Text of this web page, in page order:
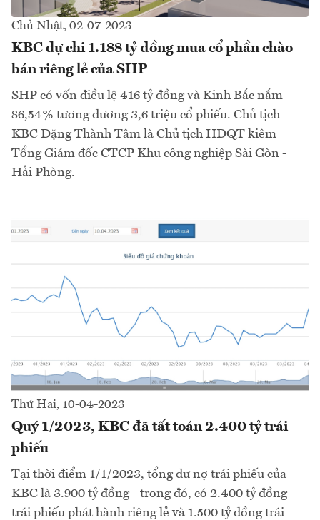
Chủ Nhật, 02-07-2023
KBC dự chi 1.188 tỷ đồng mua cổ phần chào
bán riêng lẻ của SHP
SHP có vốn điều lệ 416 tỷ đồng và Kinh Bắc nắm
86,54% tương đương 3,6 triệu cổ phiếu. Chủ tịch
KBC Đặng Thành Tâm là Chủ tịch HĐQT kiêm
Tổng Giám đốc CTCP Khu công nghiệp Sài Gòn -
Hải Phòng.
Thứ Hai, 10-04-2023
Quý 1/2023, KBC đã tất toán 2.400 tỷ trái
phiếu
Tại thời điểm 1/1/2023, tổng dư nợ trái phiếu của
KBC là 3.900 tỷ đồng - trong đó, có 2.400 tỷ đồng
trái phiếu phát hành riêng lẻ và 1.500 tỷ đồng trái